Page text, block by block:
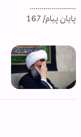
.......................
پایان پیام/ 167